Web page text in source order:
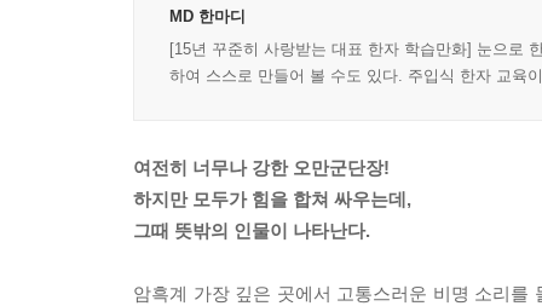
MD 한마디
[15년 꾸준히 사랑받는 대표 한자 학습만화] 눈으로
하여 스스로 만들어 볼 수도 있다. 주입식 한자 교육
여전히 너무나 강한 오만군단장!
하지만 모두가 힘을 합쳐 싸우는데,
그때 뜻밖의 인물이 나타난다.
암흑계 가장 깊은 곳에서 고통스러운 비명 소리